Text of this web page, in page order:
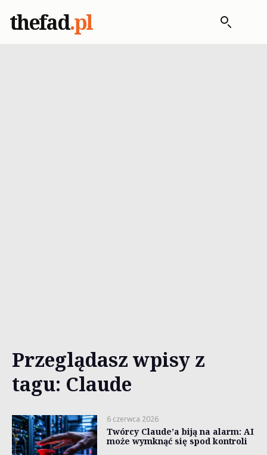
thefad.pl
Przeglądasz wpisy z
tagu: Claude
6 czerwca 2026
Twórcy Claude’a biją na alarm: AI
może wymknąć się spod kontroli